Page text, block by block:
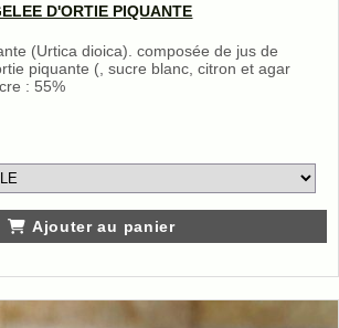
D'ORTIE PIQUANTE
(Urtica dioica). composée de jus de
piquante (, sucre blanc, citron et agar
: 55%
Ajouter au panier